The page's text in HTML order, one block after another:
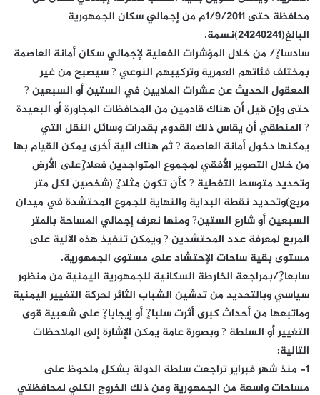
محافظة حتى 1/9/2011م من إجمالي سكان الجمهورية
البالغ(24240241)نسمة.
سادسا?ٍ/ من خلال المؤشرات الفعلية لإجمالي سكان أمانة العاصمة
بمختلف فئاتهم العمرية وتركيبهم النوعي ? سيصبح من غير
المعقول الحديث عن عشرات الملايين في الستين أو السبعين ?
حتى وإن قيل أن هناك قادمين من المحافظات المجاورة أو البعيدة
? المنطقي أن يقاس ذلك القدوم بقدرات وسائل النقل التي
يمكنها دخول أمانة العاصمة ? ثم هناك آلية أخرى يمكن القيام بها
من خلال التصوير الأفقي لمجموع المتواجدين فعلا?ٍعلى الأرض
وتحديد متوسط التغطية ? كأن تكون مثلا?ٍ (شخصين لكل متر
مربع)وتحديد نقطة البداية والنهاية للجموع المحتشدة في ميدان
السبعين أو شارع الستين? ومنها نعرف إجمالي المساحة بالمتر
المربع لمعرفة عدد المحتشدين ? ويمكن تنفيذ هذه الآلية على
مستوى بقية ساحات الإحتشاد على مستوى الجمهورية.
سابعا?ٍ/بمراجعة الخارطة السكانية للجمهورية اليمنية من منظور
سياسي وبالتحديد من تدشين الشباب الثائر لحركة التغيير اليمنية
وماتبعها من أحداث كبرى أثرت سلبا?ٍ أو إيجابا?ٍ على شعبية قوى
التغيير أو السلطة ? وبصورة عامة يمكن الإشارة إلى الملاحظات
التالية:
1- منذ شهر فبراير تراجعت سلطة الدولة بشكل ملحوظ على
مساحات واسعة من الجمهورية ومن ذلك الخروج الكلي لمحافظتي